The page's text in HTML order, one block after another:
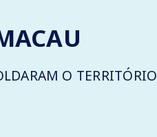
O TERRITÓRIO